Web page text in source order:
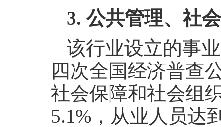
3. 公共管理、社
该行业设立的事
四次全国经济普查
社会保障和社会组
5.1%，从业人员达